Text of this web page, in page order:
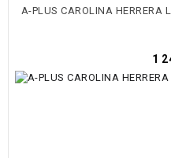
A-PLUS CAROLINA HERRERA
1